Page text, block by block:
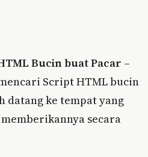
Bucin buat Pacar –
Script HTML bucin
datang ke tempat yang
secara